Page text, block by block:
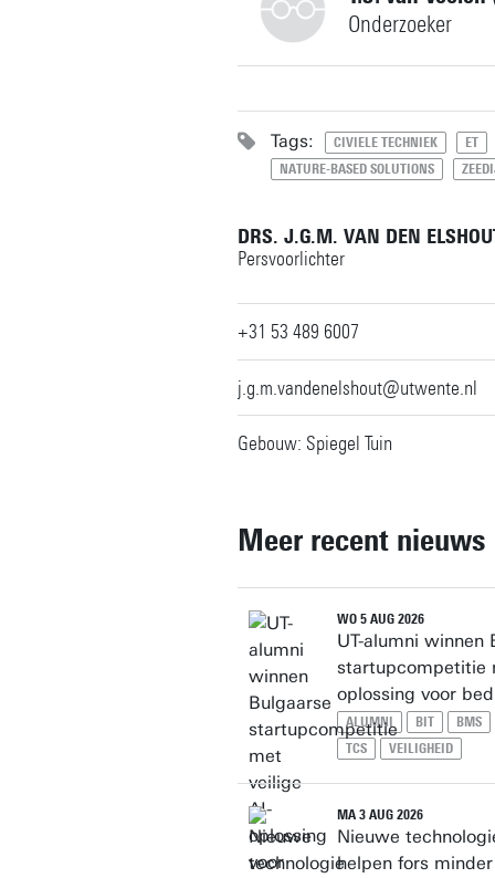
Persoonlijke pagina
Onderzoeker
Persoonlijke pagina
Tags: CIVIELE TECHNIEK
ET
NATURE-BASED SOLUTIONS
DRS. J.G.M. VAN DEN
Persvoorlichter
+31 53 489 6007
j.g.m.vandenelshout@utwente.nl
Gebouw: Spiegel Tuin
Meer recent nieuws
WO 5 AUG 2026
UT-alumni winnen
startupcompetitie
oplossing voor
ALUMNI BIT
BMS
TCS
VEILIGHEID
MA 3 AUG 2026
Nieuwe
helpen fors